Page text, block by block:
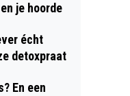
je hoorde
écht
detoxpraat
En een